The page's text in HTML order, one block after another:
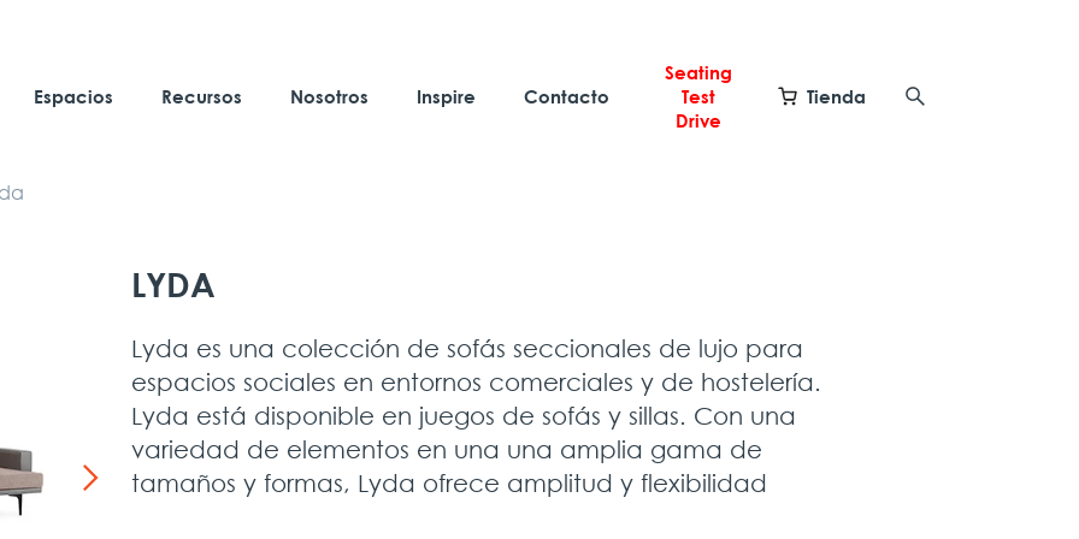
Espacios Recursos Nosotros Inspire Contacto
Seating
Test
Drive
Tienda
LYDA
Lyda es una colección de sofás seccionales de lujo para
espacios sociales en entornos comerciales y de hostelería.
Lyda está disponible en juegos de sofás y sillas. Con una
variedad de elementos en una una amplia gama de
tamaños y formas, Lyda ofrece amplitud y flexibilidad